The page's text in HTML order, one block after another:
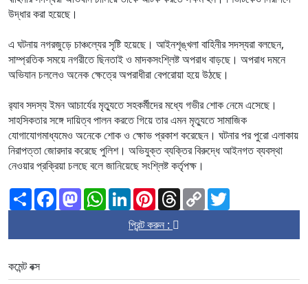
উদ্ধার করা হয়েছে।
এ ঘটনায় নগরজুড়ে চাঞ্চল্যের সৃষ্টি হয়েছে। আইনশৃঙ্খলা বাহিনীর সদস্যরা বলছেন,
সাম্প্রতিক সময়ে নগরীতে ছিনতাই ও মাদকসংশ্লিষ্ট অপরাধ বাড়ছে। অপরাধ দমনে
অভিযান চললেও অনেক ক্ষেত্রে অপরাধীরা বেপরোয়া হয়ে উঠছে।
র‌্যাব সদস্য ইমন আচার্যের মৃত্যুতে সহকর্মীদের মধ্যে গভীর শোক নেমে এসেছে।
সাহসিকতার সঙ্গে দায়িত্ব পালন করতে গিয়ে তার এমন মৃত্যুতে সামাজিক
যোগাযোগমাধ্যমেও অনেকে শোক ও ক্ষোভ প্রকাশ করেছেন। ঘটনার পর পুরো এলাকায়
নিরাপত্তা জোরদার করেছে পুলিশ। অভিযুক্ত ব্যক্তির বিরুদ্ধে আইনগত ব্যবস্থা
নেওয়ার প্রক্রিয়া চলছে বলে জানিয়েছে সংশ্লিষ্ট কর্তৃপক্ষ।
ShareFacebookMastodonWhatsApp
LinkedInPinterestThreads
Copy
Link
প্রিন্ট করুন :
কমেন্ট বক্স